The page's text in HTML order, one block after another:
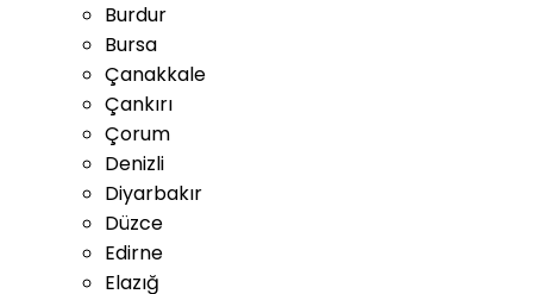
Burdur
Bursa
Çanakkale
Çankırı
Çorum
Denizli
Diyarbakır
Düzce
Edirne
Elazığ